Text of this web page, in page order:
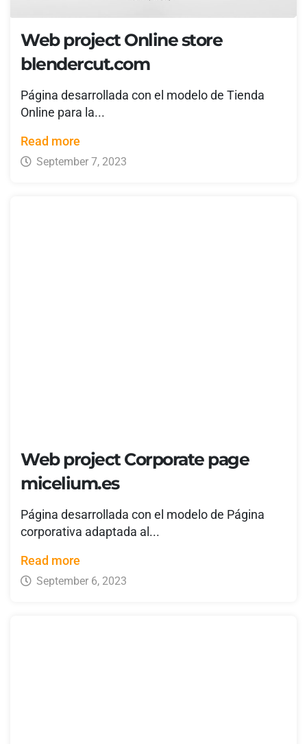
Web project Online store
blendercut.com
Página desarrollada con el modelo de Tienda
Online para la...
Read more
September 7, 2023
Web project Corporate page
micelium.es
Página desarrollada con el modelo de Página
corporativa adaptada al...
Read more
September 6, 2023